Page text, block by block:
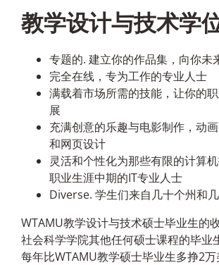
教学设计与技术学
专题的. 建立你的作品集，向你未
完全在线，专为工作的专业人士
满载着市场所需的技能，让你的
展
充满创意的乐趣与电影制作，动
和网页设计
灵活和个性化为那些有限的计算
职业生涯中期的IT专业人士
Diverse. 学生们来自几十个州和
WTAMU教学设计与技术硕士毕业生的
社会科学学院其他任何硕士课程的毕业
每年比WTAMU教学硕士毕业生多挣2